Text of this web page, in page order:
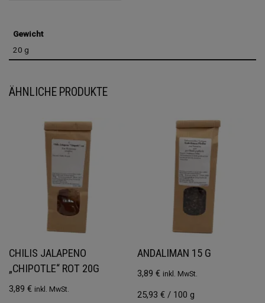
Gewicht
20 g
ÄHNLICHE PRODUKTE
CHILIS JALAPENO
„CHIPOTLE“ ROT 20G
3,89 € inkl. MwSt.
ANDALIMAN 15 G
3,89€ inkl. MwSt.
25,93€ / 100 g